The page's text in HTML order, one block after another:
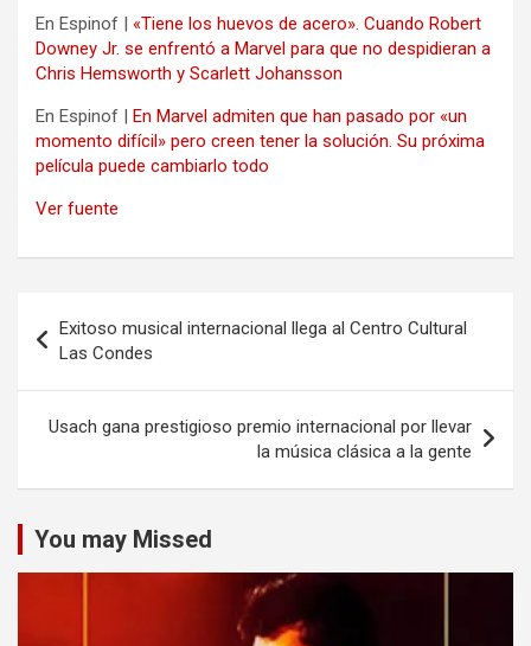
En Espinof | «Tiene los huevos de acero». Cuando Robert
Downey Jr. se enfrentó a Marvel para que no despidieran a
Chris Hemsworth y Scarlett Johansson
En Espinof | En Marvel admiten que han pasado por «un
momento difícil» pero creen tener la solución. Su próxima
película puede cambiarlo todo
Ver fuente
de
entradas
Exitoso musical internacional llega al Centro Cultural
Las Condes
Usach gana prestigioso premio internacional por llevar
la música clásica a la gente
You may Missed